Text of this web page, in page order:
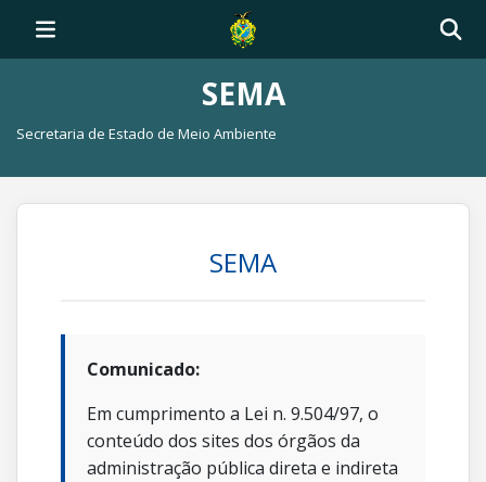
SEMA
Secretaria de Estado de Meio Ambiente
SEMA
Comunicado:
Em cumprimento a Lei n. 9.504/97, o
conteúdo dos sites dos órgãos da
administração pública direta e indireta